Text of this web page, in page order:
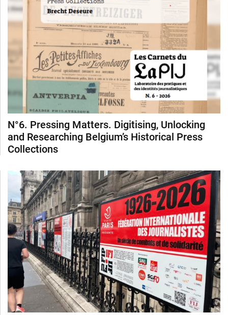
N°6. Pressing Matters. Digitising, Unlocking
and Researching Belgium’s Historical Press
Collections